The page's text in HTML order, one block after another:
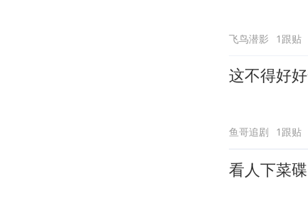
飞鸟潜影 1跟贴
这不得好
鱼哥追剧 1跟贴
看人下菜